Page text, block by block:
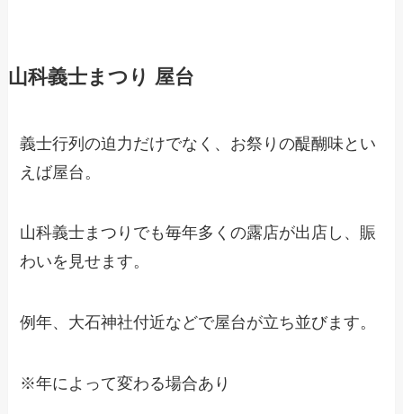
山科義士まつり 屋台
義士行列の迫力だけでなく、お祭りの醍醐味とい
えば屋台。
山科義士まつりでも毎年多くの露店が出店し、賑
わいを見せます。
例年、大石神社付近などで屋台が立ち並びます。
※年によって変わる場合あり